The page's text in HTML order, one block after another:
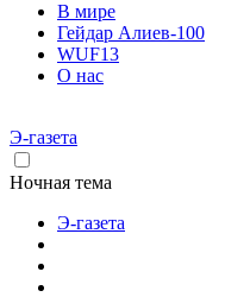
В мире
Гейдар Алиев-100
WUF13
О нас
Э-газета
Ночная тема
Э-газета